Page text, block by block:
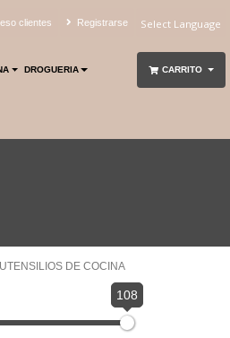
clientes Registrarse
Translate
DROGUERIA CARRITO
UTENSILIOS DE COCINA
108